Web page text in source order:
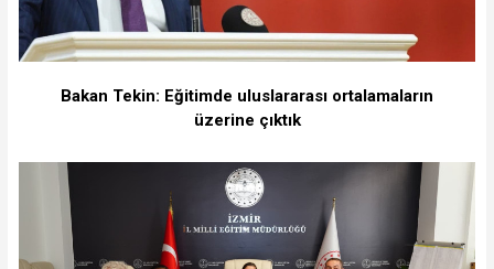
Bakan Tekin: Eğitimde uluslararası ortalamaların
üzerine çıktık